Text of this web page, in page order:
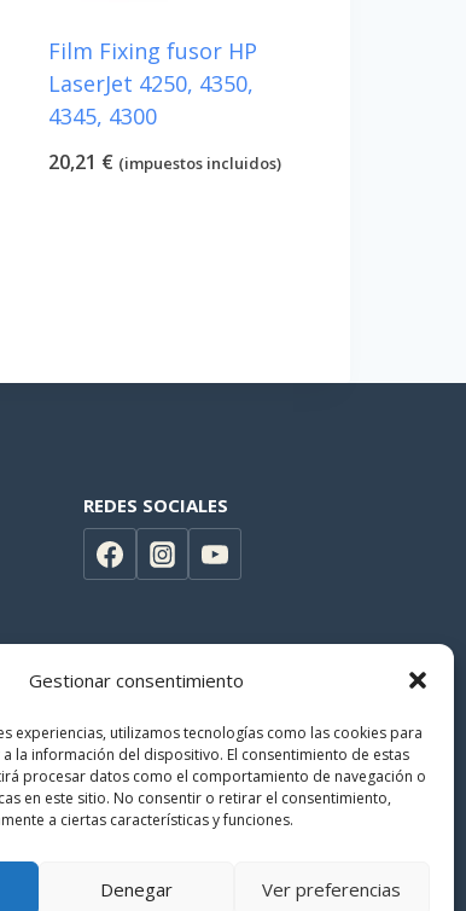
Gestionar consentimiento
experiencias, utilizamos tecnologías como las cookies para
la información del dispositivo. El consentimiento de estas
procesar datos como el comportamiento de navegación o
en este sitio. No consentir o retirar el consentimiento,
a ciertas características y funciones.
Denegar Ver preferencias
Film Fixing fusor HP
LaserJet 4250, 4350,
4345, 4300
20,21 € (impuestos incluidos)
REDES SOCIALES